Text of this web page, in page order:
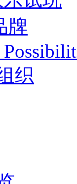
牌
织